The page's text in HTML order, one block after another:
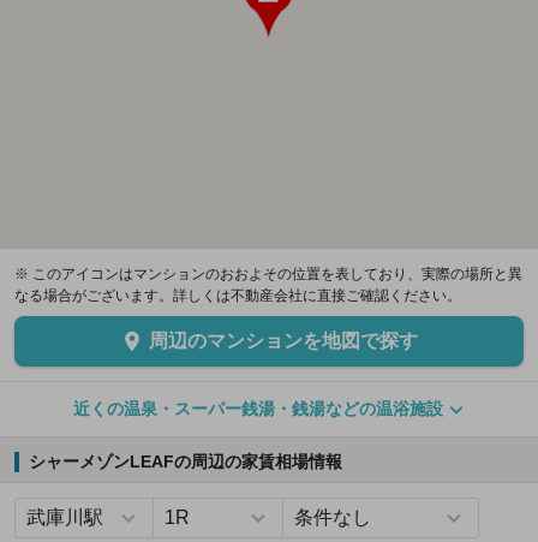
※ このアイコンはマンションのおおよその位置を表しており、実際の場所と異
なる場合がございます。詳しくは不動産会社に直接ご確認ください。
周辺のマンションを地図で探す
近くの温泉・スーパー銭湯・銭湯などの温浴施設
シャーメゾンLEAFの周辺の家賃相場情報